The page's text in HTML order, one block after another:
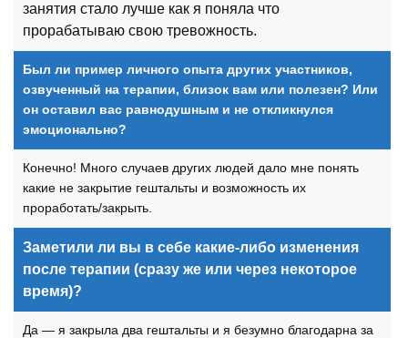
занятия стало лучше как я поняла что
прорабатываю свою тревожность.
Был ли пример личного опыта других участников,
озвученный на терапии, близок вам или полезен? Или
он оставил вас равнодушным и не откликнулся
эмоционально?
Конечно! Много случаев других людей дало мне понять
какие не закрытие гештальты и возможность их
проработать/закрыть.
Заметили ли вы в себе какие-либо изменения
после терапии (сразу же или через некоторое
время)?
Да — я закрыла два гештальты и я безумно благодарна за